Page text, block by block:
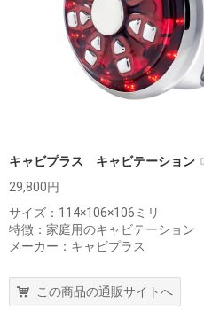
キャビプラス キャビテーション
29,800円
サイズ：114×106×106ミリ
特徴：家庭用のキャビテーション
メーカー：キャビプラス
この商品の通販サイトへ